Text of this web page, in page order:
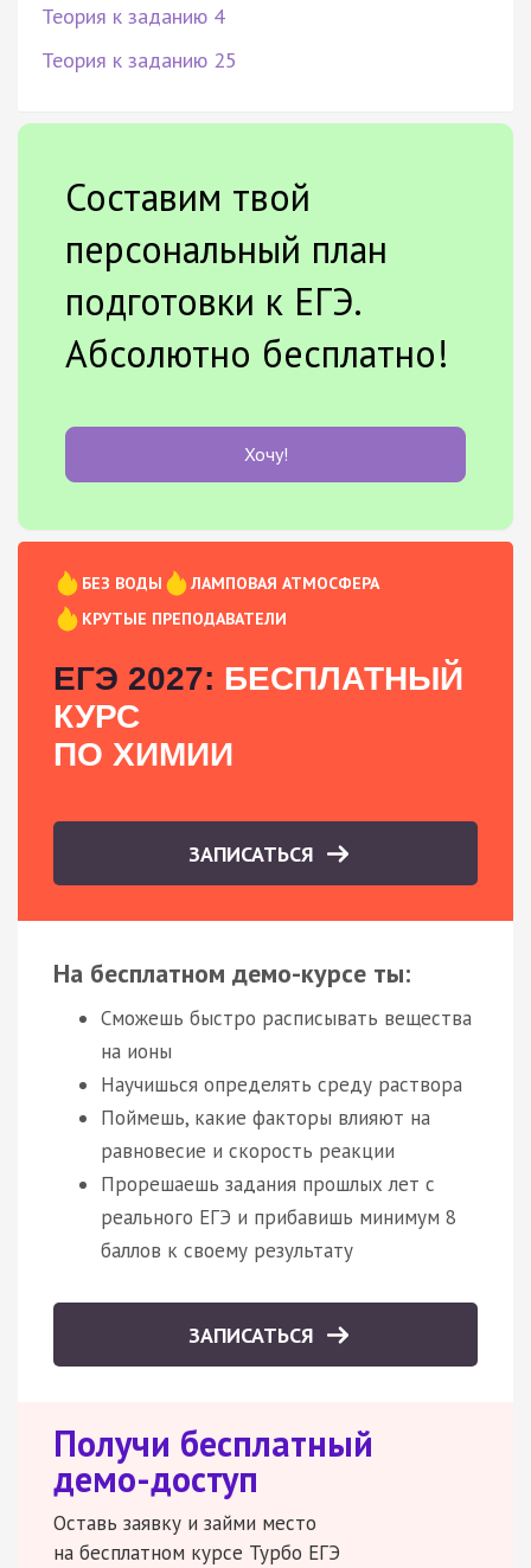
Теория к заданию 4
Теория к заданию 25
Составим твой
персональный план
подготовки к ЕГЭ.
Абсолютно бесплатно!
Хочу!
БЕЗ ВОДЫ
ЛАМПОВАЯ АТМОСФЕРА
КРУТЫЕ ПРЕПОДАВАТЕЛИ
ЕГЭ 2027: БЕСПЛАТНЫЙ
КУРС
ПО ХИМИИ
ЗАПИСАТЬСЯ
На бесплатном демо-курсе ты:
Сможешь быстро расписывать вещества
на ионы
Научишься определять среду раствора
Поймешь, какие факторы влияют на
равновесие и скорость реакции
Прорешаешь задания прошлых лет с
реального ЕГЭ и прибавишь минимум 8
баллов к своему результату
ЗАПИСАТЬСЯ
Получи бесплатный
демо-доступ
Оставь заявку и займи место
на бесплатном курсе Турбо ЕГЭ